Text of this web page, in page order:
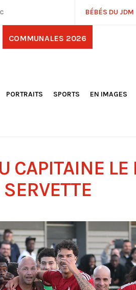
BÉBÉS DU JDM
COMMUNALES 2026
PORTRAITS
SPORTS
EN IMAGES
CAPITAINE LE
SERVETTE